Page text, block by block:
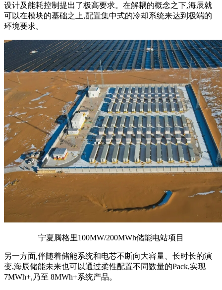
设计及能耗控制提出了极高要求。在解耦的概念之下,海辰就
可以在模块的基础之上,配置集中式的冷却系统来达到极端的
环境要求。
宁夏腾格里100MW/200MWh储能电站项目
另一方面,伴随着储能系统和电芯不断向大容量、长时长的演
变,海辰储能未来也可以通过柔性配置不同数量的Pack,实现
7MWh+,乃至 8MWh+系统产品。